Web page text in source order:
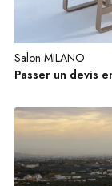
Salon MILANO
Passer un devis